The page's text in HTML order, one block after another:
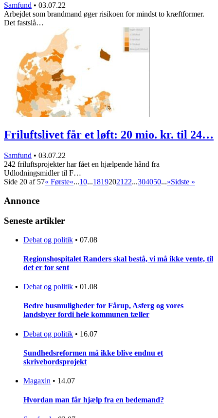
Samfund • 03.07.22
Arbejdet som brandmand øger risikoen for mindst to kræftformer.
Det fastslå…
Friluftslivet får et løft: 20 mio. kr. til 24…
Samfund • 03.07.22
242 friluftsprojekter har fået en hjælpende hånd fra
Udlodningsmidler til F…
Side 20 af 57« Første«...10...18192021 22...304050...»Sidste »
Annonce
Seneste artikler
Debat og politik • 07.08
Regionshospitalet Randers skal bestå, vi må ikke vente, til
det er for sent
Debat og politik • 01.08
Bedre busmuligheder for Fårup, Asferg og vores
landsbyer fordi hele kommunen tæller
Debat og politik • 16.07
Sundhedsreformen må ikke blive endnu et
skrivebordsprojekt
Magaxin • 14.07
Hvordan man får hjælp fra en bedemand?